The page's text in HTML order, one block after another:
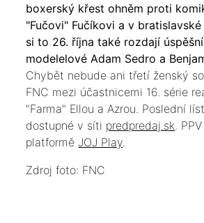
boxerský křest ohněm proti
"Fučovi" Fučíkovi a v
si to 26. října také rozdají úspěšní
modelelové Adam Sedro a
Chybět nebude ani třetí ženský
FNC mezi účastnicemi 16. série
"Farma" Ellou a Azrou. Poslední
dostupné v síti predpredaj.sk .
platformě JOJ Play
Zdroj foto: FNC